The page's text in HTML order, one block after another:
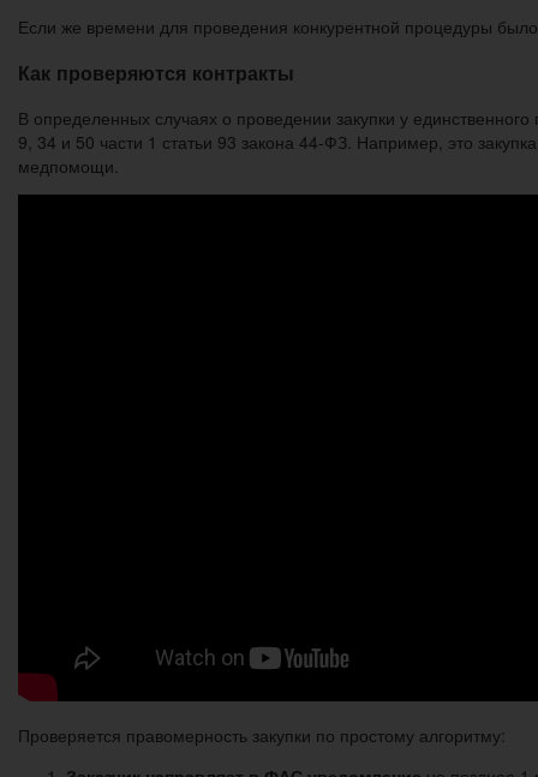
Если же времени для проведения конкурентной процедуры
Как проверяются контракты
В определенных случаях о проведении закупки у
9, 34 и 50 части 1 статьи 93 закона 44-ФЗ. Например, это
медпомощи.
Проверяется правомерность закупки по простому алгоритму: